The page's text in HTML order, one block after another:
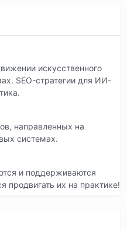
искусственного
SEO-стратегии для ИИ-
направленных на
системах.
и поддерживаются
продвигать их на практике!